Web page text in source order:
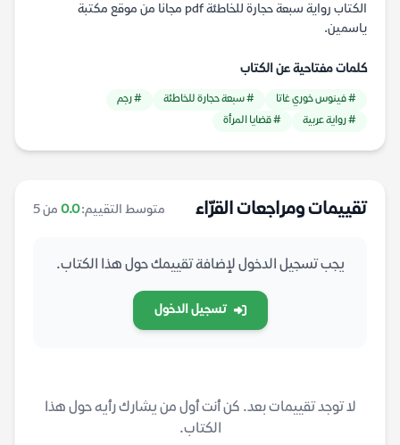
الكتاب رواية سبعة حجارة للخاطئة pdf مجانا من موقع مكتبة
ياسمين.
كلمات مفتاحية عن الكتاب
# فينوس خوري غاتا # سبعة حجارة للخاطئة
# رجم
# رواية عربية
# قضايا المرأة
تقييمات ومراجعات القرّاء متوسط التقييم:0.0 من 5
يجب تسجيل الدخول لإضافة تقييمك حول هذا الكتاب.
تسجيل الدخول
لا توجد تقييمات بعد. كن أنت أول من يشارك رأيه حول هذا
الكتاب.